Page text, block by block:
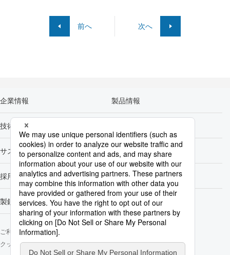
前へ 次へ
企業情報 製品情報
技術開発
サステナビリティ 株主・投資家情報
採用情報 Newsroom
製鉄所一覧
ご利用にあたってソーシャルメディアポリシー
クッキー使用についてお問い合わせサイトマップ